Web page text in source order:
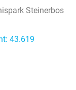
Steinerbos
43.619